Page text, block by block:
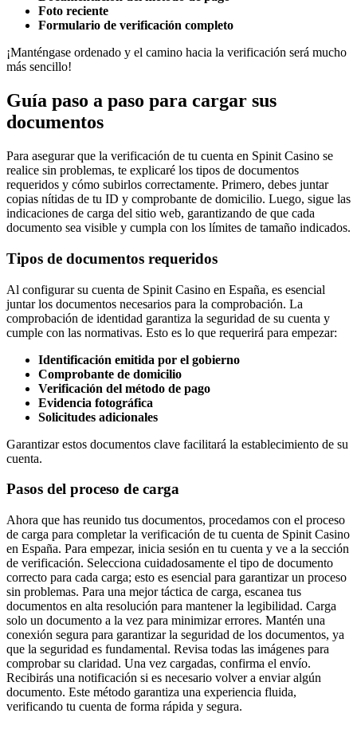
Foto reciente
Formulario de verificación completo
¡Manténgase ordenado y el camino hacia la verificación será mucho
más sencillo!
Guía paso a paso para cargar sus
documentos
Para asegurar que la verificación de tu cuenta en Spinit Casino se
realice sin problemas, te explicaré los tipos de documentos
requeridos y cómo subirlos correctamente. Primero, debes juntar
copias nítidas de tu ID y comprobante de domicilio. Luego, sigue las
indicaciones de carga del sitio web, garantizando de que cada
documento sea visible y cumpla con los límites de tamaño indicados.
Tipos de documentos requeridos
Al configurar su cuenta de Spinit Casino en España, es esencial
juntar los documentos necesarios para la comprobación. La
comprobación de identidad garantiza la seguridad de su cuenta y
cumple con las normativas. Esto es lo que requerirá para empezar:
Identificación emitida por el gobierno
Comprobante de domicilio
Verificación del método de pago
Evidencia fotográfica
Solicitudes adicionales
Garantizar estos documentos clave facilitará la establecimiento de su
cuenta.
Pasos del proceso de carga
Ahora que has reunido tus documentos, procedamos con el proceso
de carga para completar la verificación de tu cuenta de Spinit Casino
en España. Para empezar, inicia sesión en tu cuenta y ve a la sección
de verificación. Selecciona cuidadosamente el tipo de documento
correcto para cada carga; esto es esencial para garantizar un proceso
sin problemas. Para una mejor táctica de carga, escanea tus
documentos en alta resolución para mantener la legibilidad. Carga
solo un documento a la vez para minimizar errores. Mantén una
conexión segura para garantizar la seguridad de los documentos, ya
que la seguridad es fundamental. Revisa todas las imágenes para
comprobar su claridad. Una vez cargadas, confirma el envío.
Recibirás una notificación si es necesario volver a enviar algún
documento. Este método garantiza una experiencia fluida,
verificando tu cuenta de forma rápida y segura.